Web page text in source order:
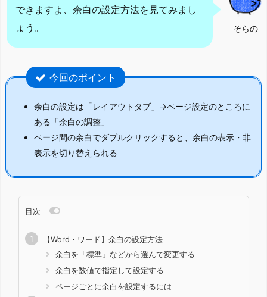
そらの
できますよ、余白の設定方法を見てみまし
ょう。
今回のポイント
余白の設定は「レイアウトタブ」→ページ設定のところに
ある「余白の調整」
ページ間の余白でダブルクリックすると、余白の表示・非
表示を切り替えられる
目次
【Word・ワード】余白の設定方法
余白を「標準」などから選んで変更する
余白を数値で指定して設定する
ページごとに余白を設定するには